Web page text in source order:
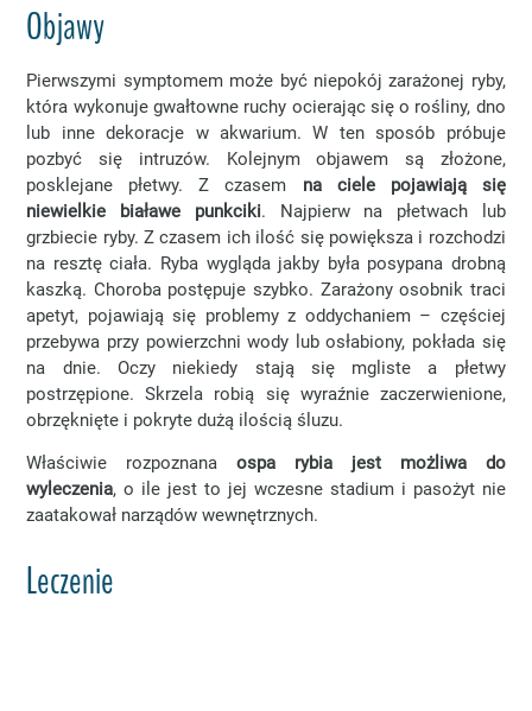
Objawy
Pierwszymi symptomem może być niepokój zarażonej ryby,
która wykonuje gwałtowne ruchy ocierając się o rośliny, dno
lub inne dekoracje w akwarium. W ten sposób próbuje
pozbyć się intruzów. Kolejnym objawem są złożone,
posklejane płetwy. Z czasem na ciele pojawiają się
niewielkie białawe punkciki. Najpierw na płetwach lub
grzbiecie ryby. Z czasem ich ilość się powiększa i rozchodzi
na resztę ciała. Ryba wygląda jakby była posypana drobną
kaszką. Choroba postępuje szybko. Zarażony osobnik traci
apetyt, pojawiają się problemy z oddychaniem – częściej
przebywa przy powierzchni wody lub osłabiony, pokłada się
na dnie. Oczy niekiedy stają się mgliste a płetwy
postrzępione. Skrzela robią się wyraźnie zaczerwienione,
obrzęknięte i pokryte dużą ilością śluzu.
Właściwie rozpoznanaospa rybia jest możliwa do
wyleczenia, o ile jest to jej wczesne stadium i pasożyt nie
zaatakował narządów wewnętrznych.
Leczenie